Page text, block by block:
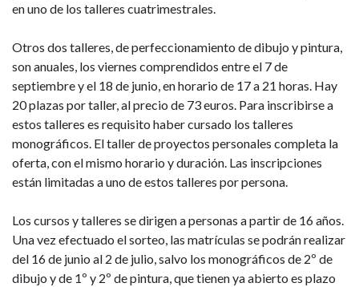
en uno de los talleres cuatrimestrales.
Otros dos talleres, de perfeccionamiento de dibujo y pintura,
son anuales, los viernes comprendidos entre el 7 de
septiembre y el 18 de junio, en horario de 17 a 21 horas. Hay
20 plazas por taller, al precio de 73 euros. Para inscribirse a
estos talleres es requisito haber cursado los talleres
monográficos. El taller de proyectos personales completa la
oferta, con el mismo horario y duración. Las inscripciones
están limitadas a uno de estos talleres por persona.
Los cursos y talleres se dirigen a personas a partir de 16 años.
Una vez efectuado el sorteo, las matrículas se podrán realizar
del 16 de junio al 2 de julio, salvo los monográficos de 2º de
dibujo y de 1º y 2º de pintura, que tienen ya abierto es plazo